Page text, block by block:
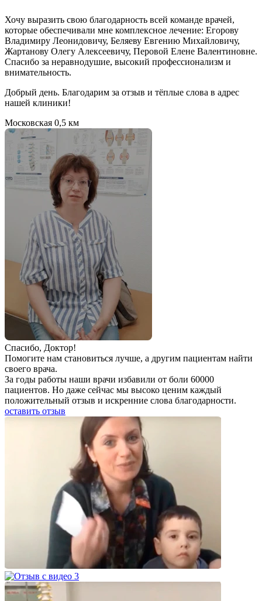
Хочу выразить свою благодарность всей команде врачей,
которые обеспечивали мне комплексное лечение: Егорову
Владимиру Леонидовичу, Беляеву Евгению Михайловичу,
Жартанову Олегу Алексеевичу, Перовой Елене Валентиновне.
Спасибо за неравнодушие, высокий профессионализм и
внимательность.
Добрый день. Благодарим за отзыв и тёплые слова в адрес
нашей клиники!
Московская 0,5 км
Спаcибо, Доктор!
Помогите нам становиться лучше, а другим пациентам найти
своего врача.
За годы работы наши врачи избавили от боли 60000
пациентов. Но даже сейчас мы высоко ценим каждый
положительный отзыв и искренние слова благодарности.
оставить отзыв